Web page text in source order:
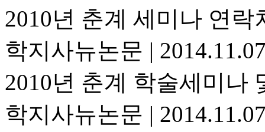
2010년 춘계 세미나 연락
학지사뉴논문 |
2010년 춘계 학술세미나
학지사뉴논문 |